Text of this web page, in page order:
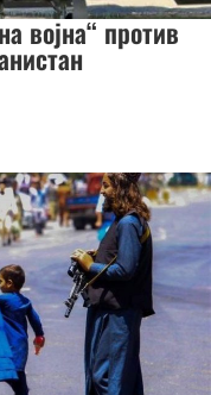
војна“ против